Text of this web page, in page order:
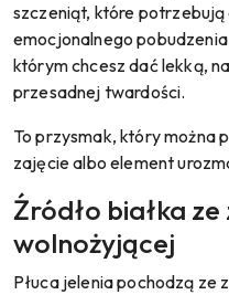
szczeniąt, które
emocjonalnego
którym chcesz dać lekką,
przesadnej twardości.
To przysmak, który można
zajęcie albo element
Źródło białka
wolnożyjącej
Płuca jelenia pochodzą ze